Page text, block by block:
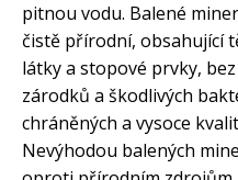
pitnou vodu. Balené
čistě přírodní, obsahující
látky a stopové prvky,
zárodků a škodlivých
chráněných a vysoce
Nevýhodou balených